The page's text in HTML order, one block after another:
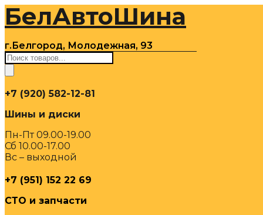
Перейти
содержимому
БелАвтоШина
г.Белгород, Молодежная, 93
Поиск
товаров
+7 (920) 582-12-81
Шины и диски
Пн-Пт 09.00-19.00
Сб 10.00-17.00
Вс – выходной
+7 (951) 152 22 69
СТО и запчасти